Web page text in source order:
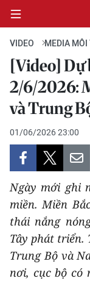
CHÍNH TRỊ
KINH TẾ
VĂN HÓA
XÃ HỘI
PHÁP LUẬT
DU LỊCH
THẾ GIỚI
VIDEO MEDIA MÔI
[Video] Dự
2/6/2026:
và Trung
01/06/2026 23:00
Ngày mới ghi
miền. Miền
thái nắng
Tây phát triển.
Trung Bộ và
nơi, cục bộ